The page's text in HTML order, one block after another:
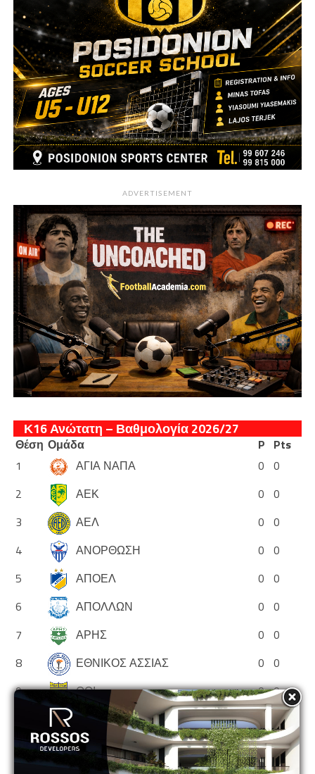
ADVERTISEMENT
Κ16 Ανώτατη – Βαθμολογία 2026/27
Θέση Ομάδα P Pts
1
ΑΓΙΑ ΝΑΠΑ 0 0
2
ΑΕΚ 0 0
3
ΑΕΛ 0 0
4
ΑΝΟΡΘΩΣΗ 0 0
5
ΑΠΟΕΛ 0 0
6
ΑΠΟΛΛΩΝ 0 0
7
ΑΡΗΣ 0 0
8
ΕΘΝΙΚΟΣ ΑΣΣΙΑΣ 0 0
9
ΘΟΙ 0 0
ΝΕΑ ΣΑΛΑΜΙΝΑ 0 0
11
ΟΛΥΜΠΙΑΚΟΣ 0 0